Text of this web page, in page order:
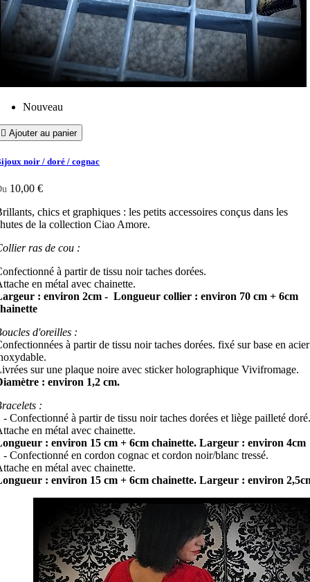
Nouveau
 Ajouter au panier
noir / doré / cognac
10,00 €
chics et graphiques : les petits accessoires conçus dans les
de la collection Ciao Amore.
ras de cou :
à partir de tissu noir taches dorées.
en métal avec chainette.
: environ 2cm - Longueur collier : environ 70 cm + 6cm
d'oreilles :
à partir de tissu noir taches dorées. fixé sur base en acier
sur une plaque noire avec sticker holographique Vivifromage.
: environ 1,2 cm.
:
- Confectionné à partir de tissu noir taches dorées et liège pailleté doré.
en métal avec chainette.
: environ 15 cm + 6cm chainette. Largeur : environ 4cm
- Confectionné en cordon cognac et cordon noir/blanc tressé.
en métal avec chainette.
: environ 15 cm + 6cm chainette. Largeur : environ